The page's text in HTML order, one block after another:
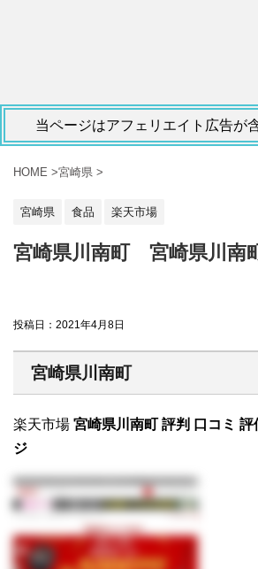
当ページはアフェリエイト広告が
HOME >宮崎県 >
宮崎県 食品 楽天市場
宮崎県川南町 宮崎県川南
投稿日： 2021年4月8日
宮崎県川南町
楽天市場 宮崎県川南町 評判 口コミ
ジ